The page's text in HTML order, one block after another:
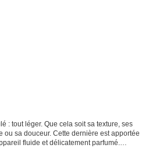
: tout léger. Que cela soit sa texture, ses
ou sa douceur. Cette dernière est apportée
fluide et délicatement parfumé.